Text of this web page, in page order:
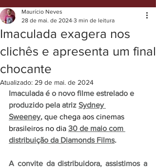
Imaculada exagera nos
clichês e apresenta um final
chocante
Maurício Neves
28 de mai. de 2024 3 min de leitura
Atualizado: 29 de mai. de 2024
Imaculada é o novo filme estrelado e
produzido pela atriz Sydney
Sweeney, que chega aos cinemas
brasileiros no dia 30 de maio com
distribuição da Diamonds Films.
A convite da distribuidora, assistimos a